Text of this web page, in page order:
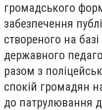
громадського
забезпечення
створеного на
державного
разом з
спокій громадян
до патрулювання